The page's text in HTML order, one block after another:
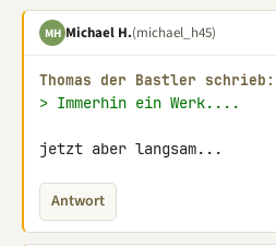
MH Michael H.(michael_h45)
Thomas der Bastler schrieb:
> Immerhin ein Werk....
jetzt aber langsam...
Antwort